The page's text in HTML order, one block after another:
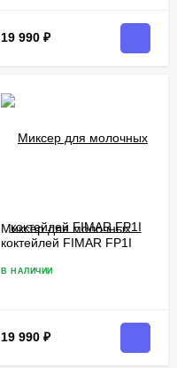
19 990 ₽
Миксер для молочных
коктейлей FIMAR FP1I
В НАЛИЧИИ
19 990 ₽